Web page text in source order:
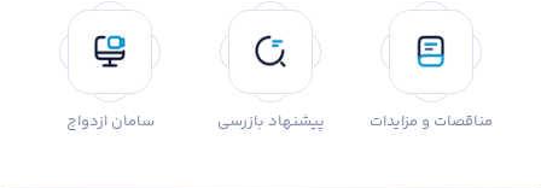
مناقصات و مزایدات پیشنهاد بازرسی سامان ازدواج